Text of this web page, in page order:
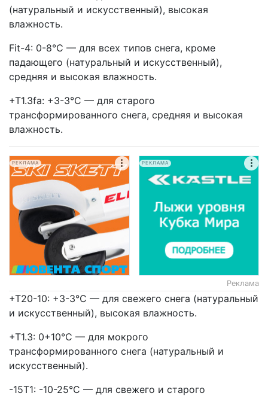
(натуральный и искусственный), высокая
влажность.
Fit-4: 0-8°C — для всех типов снега, кроме
падающего (натуральный и искусственный),
средняя и высокая влажность.
+T1.3fa: +3-3°C — для старого
трансформированного снега, средняя и высокая
влажность.
РЕКЛАМА РЕКЛАМА
Реклама
+T20-10: +3-3°C — для свежего снега (натуральный
и искусственный), высокая влажность.
+T1.3: 0+10°C — для мокрого
трансформированного снега (натуральный и
искусственный).
-15T1: -10-25°C — для свежего и старого